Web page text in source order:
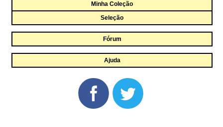
Minha Coleção
Seleção
Fórum
Ajuda